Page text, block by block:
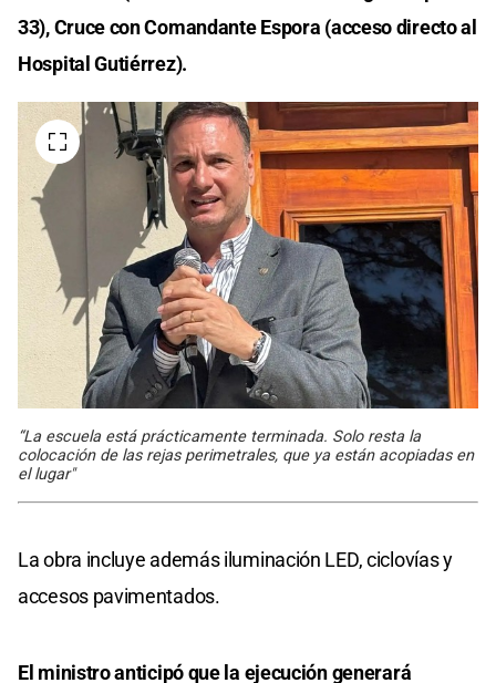
33), Cruce con Comandante Espora (acceso directo al
Hospital Gutiérrez).
“La escuela está prácticamente terminada. Solo resta la
colocación de las rejas perimetrales, que ya están acopiadas en
el lugar"
La obra incluye además iluminación LED, ciclovías y
accesos pavimentados.
El ministro anticipó que la ejecución generará